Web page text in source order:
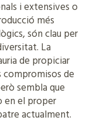
i extensives o
més
són clau per
La
de propiciar
compromisos de
sembla que
en el proper
actualment.